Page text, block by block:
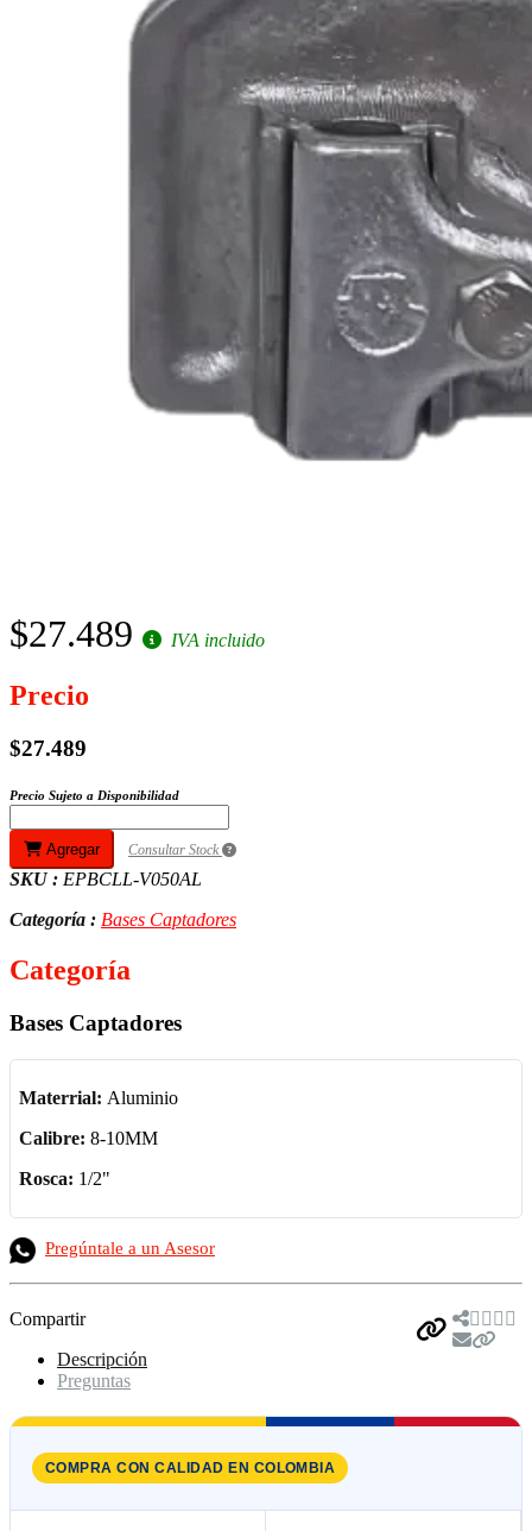
$27.489 IVA incluido
Precio
$27.489
Precio Sujeto a Disponibilidad
Agregar Consultar Stock
SKU : EPBCLL-V050AL
Categoría : Bases Captadores
Categoría
Bases Captadores
Materrial: Aluminio
Calibre: 8-10MM
Rosca: 1/2"
Pregúntale a un Asesor
Compartir
Descripción
Preguntas
COMPRA CON CALIDAD EN COLOMBIA